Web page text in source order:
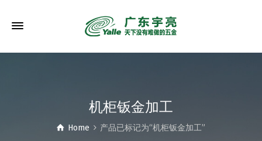
机柜钣金加工
Home 产品已标记为“机柜钣金加工”